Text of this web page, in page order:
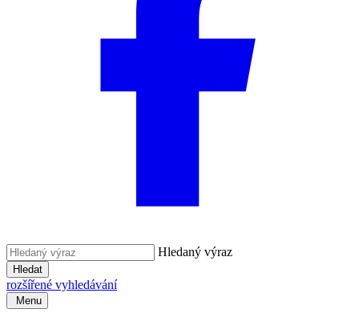
Hledaný výraz
Hledat
rozšířené vyhledávání
Menu